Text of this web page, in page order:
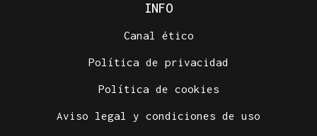
INFO
Canal ético
Política de privacidad
Política de cookies
Aviso legal y condiciones de uso